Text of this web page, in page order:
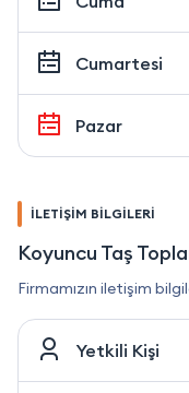
Cumartesi
Pazar
İLETİŞİM BİLGİLERİ
Koyuncu Taş
Firmamızın iletişim
Yetkili Kişi